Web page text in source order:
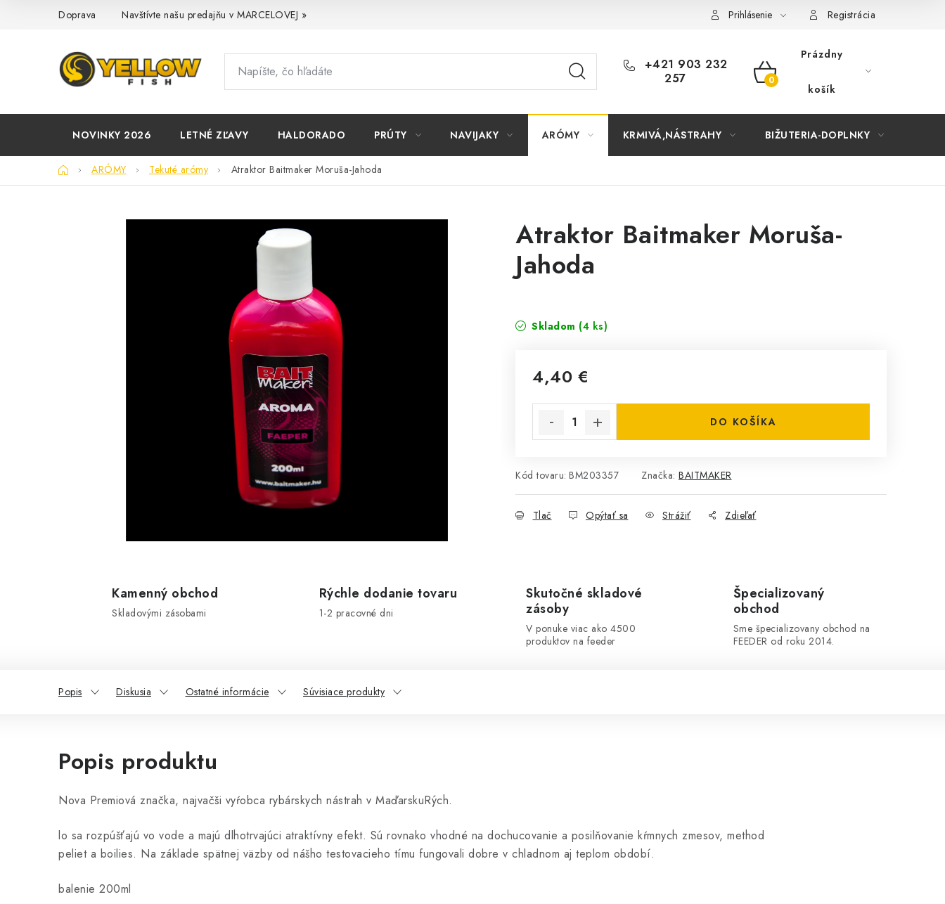
Doprava Navštívte našu predajňu v MARCELOVEJ » Prihlásenie Registrácia
+421 903 232
257
NÁKUPNÝ
Prázdny
košík
NOVINKY 2026 LETNÉ ZĽAVY HALDORADO PRÚTY NAVIJAKY ARÓMY KRMIVÁ,NÁSTRAHY BIŽUTERIA-DOPLNKY
DomovARÓMY Tekuté arómy Atraktor Baitmaker Moruša-Jahoda
Atraktor Baitmaker Moruša-
Jahoda
Skladom (4 ks)
4,40 €
DO KOŠÍKA
Kód tovaru: BM203357 Značka: BAITMAKER
Tlač Opýtať sa Strážiť Zdieľať
Kamenný obchod
Skladovými zásobami
Rýchle dodanie tovaru
1-2 pracovné dni
Skutočné skladové
zásoby
V ponuke viac ako 4500
produktov na feeder
Špecializovaný
obchod
Sme špecializovany obchod na
FEEDER od roku 2014.
Popis Diskusia Ostatné informácie Súvisiace produkty
Popis produktu
Nova Premiová značka, najvačši vyŕobca rybárskych nástrah v MaďarskuRých.
lo sa rozpúšťajú vo vode a majú dlhotrvajúci atraktívny efekt. Sú rovnako vhodné na dochucovanie a posilňovanie kŕmnych zmesov, method
peliet a boilies. Na základe spätnej väzby od nášho testovacieho tímu fungovali dobre v chladnom aj teplom období.
balenie 200ml